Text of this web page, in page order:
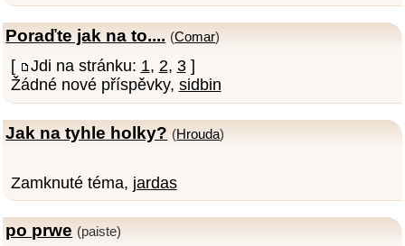
Poraďte jak na to.... (Comar)
[ Jdi na stránku: 1, 2, 3]
Žádné nové příspěvky, sidbin
Jak na tyhle holky? (Hrouda)
Zamknuté téma, jardas
po prwe (paiste)